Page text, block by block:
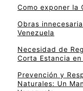
Como exponer la
Obras
Venezuela
Necesidad de
Corta Estancia en
Prevención y
Naturales: Un